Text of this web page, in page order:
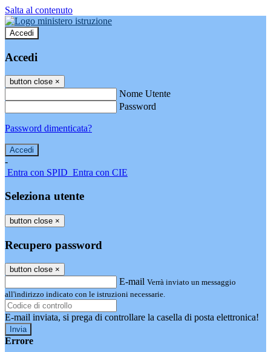
Salta al contenuto
Accedi
Accedi
button close ×
Nome Utente
Password
Password dimenticata?
-
Entra con SPID Entra con CIE
Seleziona utente
button close ×
Recupero password
button close ×
E-mail Verrà inviato un messaggio
all'indirizzo indicato con le istruzioni necessarie.
E-mail inviata, si prega di controllare la casella di posta elettronica!
Errore